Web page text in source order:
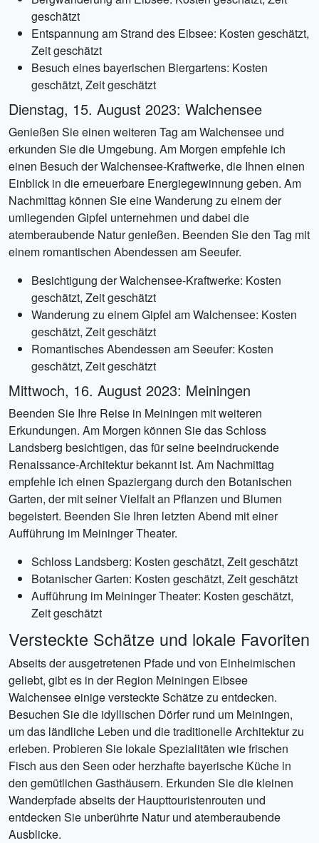
geschätzt
Entspannung am Strand des Eibsee: Kosten geschätzt,
Zeit geschätzt
Besuch eines bayerischen Biergartens: Kosten
geschätzt, Zeit geschätzt
Dienstag, 15. August 2023: Walchensee
Genießen Sie einen weiteren Tag am Walchensee und
erkunden Sie die Umgebung. Am Morgen empfehle ich
einen Besuch der Walchensee-Kraftwerke, die Ihnen einen
Einblick in die erneuerbare Energiegewinnung geben. Am
Nachmittag können Sie eine Wanderung zu einem der
umliegenden Gipfel unternehmen und dabei die
atemberaubende Natur genießen. Beenden Sie den Tag mit
einem romantischen Abendessen am Seeufer.
Besichtigung der Walchensee-Kraftwerke: Kosten
geschätzt, Zeit geschätzt
Wanderung zu einem Gipfel am Walchensee: Kosten
geschätzt, Zeit geschätzt
Romantisches Abendessen am Seeufer: Kosten
geschätzt, Zeit geschätzt
Mittwoch, 16. August 2023: Meiningen
Beenden Sie Ihre Reise in Meiningen mit weiteren
Erkundungen. Am Morgen können Sie das Schloss
Landsberg besichtigen, das für seine beeindruckende
Renaissance-Architektur bekannt ist. Am Nachmittag
empfehle ich einen Spaziergang durch den Botanischen
Garten, der mit seiner Vielfalt an Pflanzen und Blumen
begeistert. Beenden Sie Ihren letzten Abend mit einer
Aufführung im Meininger Theater.
Schloss Landsberg: Kosten geschätzt, Zeit geschätzt
Botanischer Garten: Kosten geschätzt, Zeit geschätzt
Aufführung im Meininger Theater: Kosten geschätzt,
Zeit geschätzt
Versteckte Schätze und lokale Favoriten
Abseits der ausgetretenen Pfade und von Einheimischen
geliebt, gibt es in der Region Meiningen Eibsee
Walchensee einige versteckte Schätze zu entdecken.
Besuchen Sie die idyllischen Dörfer rund um Meiningen,
um das ländliche Leben und die traditionelle Architektur zu
erleben. Probieren Sie lokale Spezialitäten wie frischen
Fisch aus den Seen oder herzhafte bayerische Küche in
den gemütlichen Gasthäusern. Erkunden Sie die kleinen
Wanderpfade abseits der Haupttouristenrouten und
entdecken Sie unberührte Natur und atemberaubende
Ausblicke.